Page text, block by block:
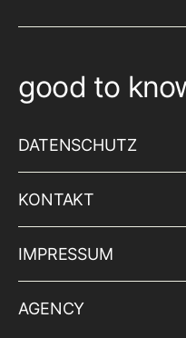
good to
DATENSCHUTZ
KONTAKT
IMPRESSUM
AGENCY